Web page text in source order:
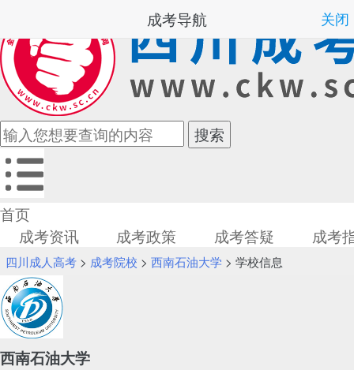
首页
成考资讯
成考政策 成考答疑 成考
四川成人高考> 成考院校 > 西南石油大学 > 学校信息
西南石油大学
成考导航 关闭